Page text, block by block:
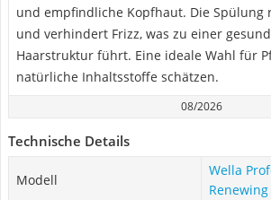
und empfindliche Kopfhaut. Die Spülung
und verhindert Frizz, was zu einer
Haarstruktur führt. Eine ideale Wahl für
natürliche Inhaltsstoffe schätzen.
08/2026
Technische Details
Modell
Wella